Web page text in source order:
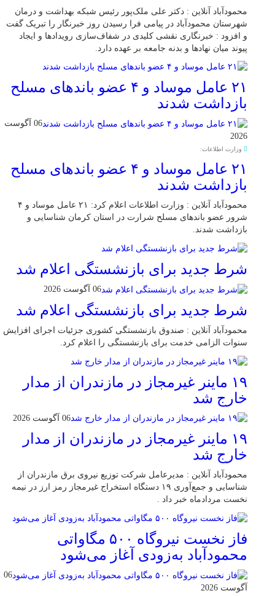
محمودآباد آنلاین : دکتر علی ملک‌پور رئیس شبکه بهداشت و درمان
شهرستان محمودآباد در پیامی فرا رسیدن روز خبرنگار را تبریک گفت
و افزود : خبرنگاری نقشی کلیدی در شفاف‌سازی رویدادها و ایجاد
پیوند میان نهادها و بدنه جامعه بر عهده دارد.
۲۱ عامل موساد و ۴ عضو باند‌های مسلح
بازداشت شدند
06 آگوست
2026
وزارت اطلاعات:
۲۱ عامل موساد و ۴ عضو باند‌های مسلح
بازداشت شدند
محمودآباد آنلاین : وزارت اطلاعات اعلام کرد: ۲۱ عامل موساد و ۴
شرور عضو باند‌های مسلح شرارت در استان کرمان شناسایی و
بازداشت شدند.
شرط جدید برای بازنشستگی اعلام شد
06 آگوست 2026
شرط جدید برای بازنشستگی اعلام شد
محمودآباد آنلاین : صندوق بازنشستگی کشوری جزئیات اجرای افزایش
سنوات الزامی خدمت برای بازنشستگی را اعلام کرد.
۱۹ ماینر غیرمجاز در مازندران از مدار
خارج شد
06 آگوست 2026
۱۹ ماینر غیرمجاز در مازندران از مدار
خارج شد
محمودآباد آنلاین : مدیرعامل شرکت توزیع نیروی برق مازندران از
شناسایی و جمع‌آوری ۱۹ دستگاه استخراج غیرمجاز رمز ارز در نیمه
نخست مردادماه خبر داد .
فاز نخست نیروگاه ۵۰۰ مگاواتی
محمودآباد به‌زودی آغاز می‌شود
06
آگوست 2026